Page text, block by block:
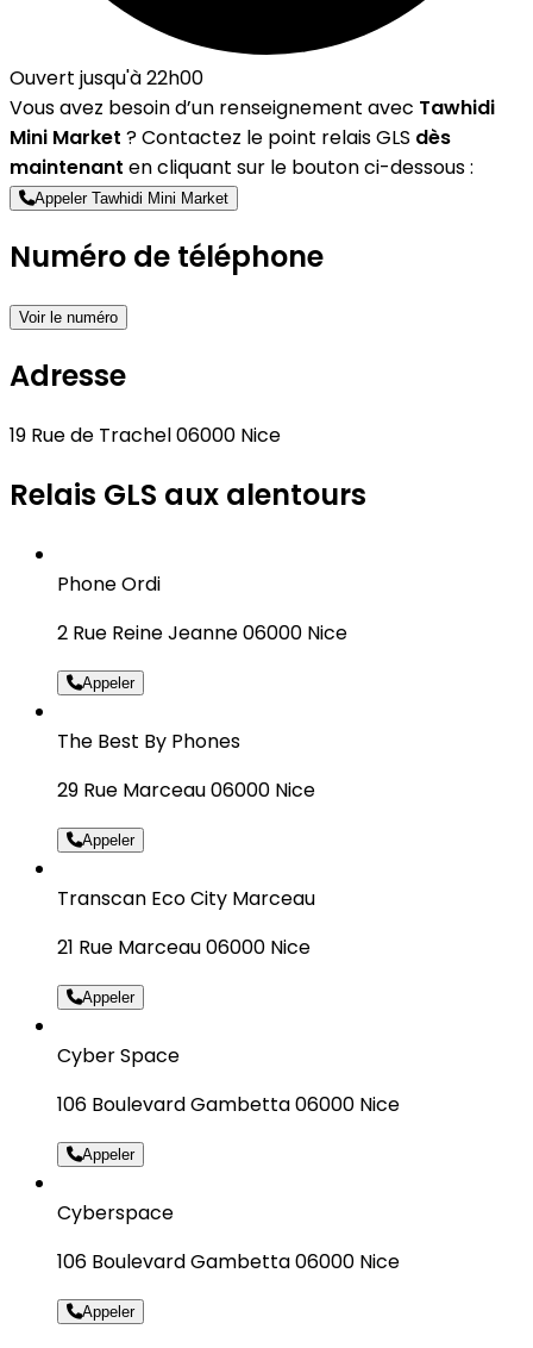
Ouvert jusqu'à 22h00
Vous avez besoin d’un renseignement avec Tawhidi
Mini Market ? Contactez le point relais GLS dès
maintenant en cliquant sur le bouton ci-dessous :
Appeler Tawhidi Mini Market
Numéro de téléphone
Voir le numéro
Adresse
19 Rue de Trachel 06000 Nice
Relais GLS aux alentours
Phone Ordi
2 Rue Reine Jeanne 06000 Nice
Appeler
The Best By Phones
29 Rue Marceau 06000 Nice
Appeler
Transcan Eco City Marceau
21 Rue Marceau 06000 Nice
Appeler
Cyber Space
106 Boulevard Gambetta 06000 Nice
Appeler
Cyberspace
106 Boulevard Gambetta 06000 Nice
Appeler